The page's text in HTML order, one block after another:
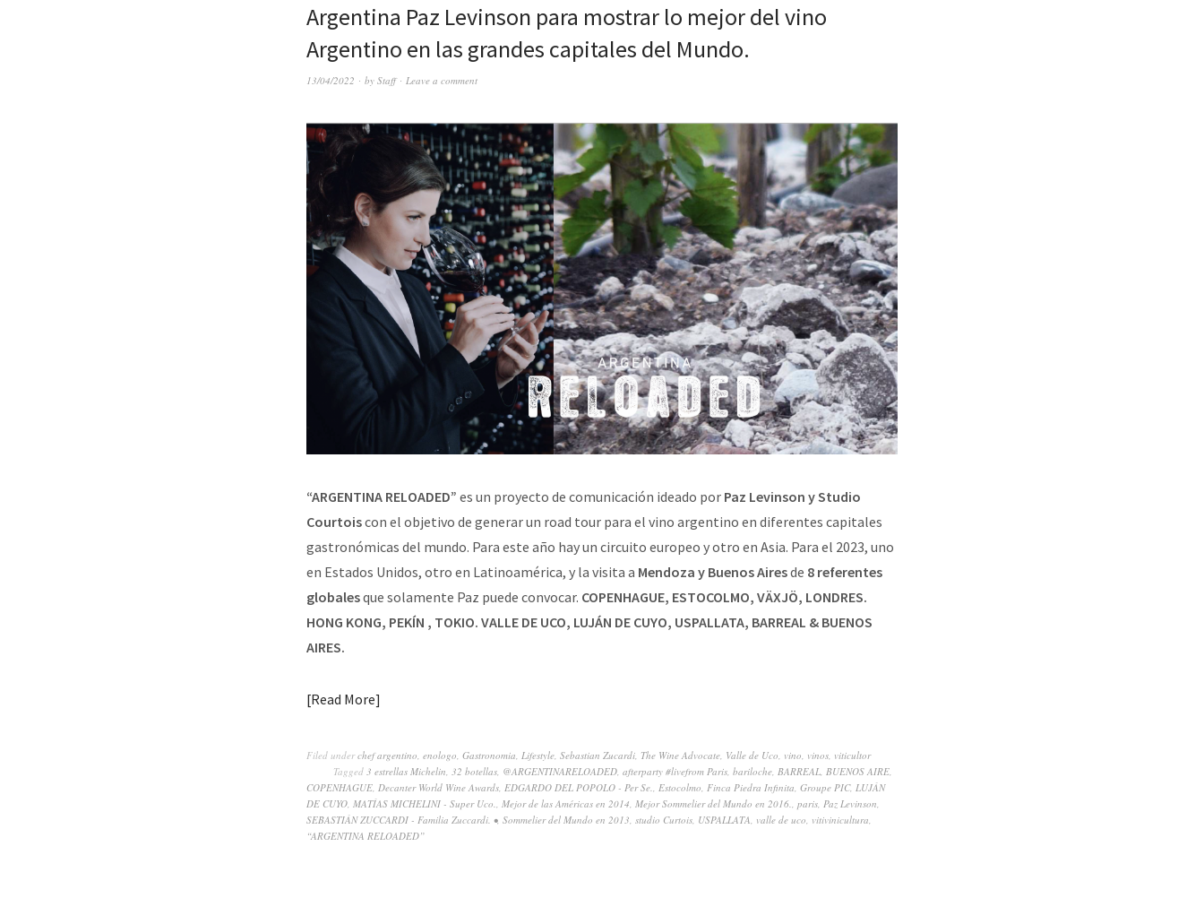
Argentina Paz Levinson para mostrar lo mejor del vino
Argentino en las grandes capitales del Mundo.
13/04/2022 by Staff Leave a comment
“ARGENTINA RELOADED” es un proyecto de comunicación ideado por Paz Levinson y Studio
Courtoiscon el objetivo de generar un road tour para el vino argentino en diferentes capitales
gastronómicas del mundo. Para este año hay un circuito europeo y otro en Asia. Para el 2023, uno
en Estados Unidos, otro en Latinoamérica, y la visita a Mendoza y Buenos Airesde 8 referentes
globalesque solamente Paz puede convocar. COPENHAGUE, ESTOCOLMO, VÄXJÖ, LONDRES.
HONG KONG, PEKÍN , TOKIO. VALLE DE UCO, LUJÁN DE CUYO, USPALLATA, BARREAL & BUENOS
AIRES.
Read More
Filed underchef argentino, enologo, Gastronomia, Lifestyle, Sebastian Zucardi, The Wine Advocate, Valle de Uco, vino, vinos, viticultor
Tagged 3 estrellas Michelin, 32 botellas, @ARGENTINARELOADED, afterparty #livefrom Paris, bariloche, BARREAL, BUENOS AIRE,
COPENHAGUE, Decanter World Wine Awards, EDGARDO DEL POPOLO - Per Se., Estocolmo, Finca Piedra Infinita, Groupe PIC, LUJÁN
DE CUYO, MATÍAS MICHELINI - Super Uco., Mejor de las Américas en 2014, Mejor Sommelier del Mundo en 2016., paris, Paz Levinson,
SEBASTIÁN ZUCCARDI - Familia Zuccardi. •, Sommelier del Mundo en 2013, studio Curtois, USPALLATA, valle de uco, vitivinicultura,
“ARGENTINA RELOADED”